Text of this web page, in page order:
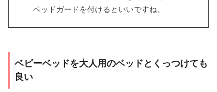
ベッドガードを付けるといいですね。
ベビーベッドを大人用のベッドとくっつけても
良い